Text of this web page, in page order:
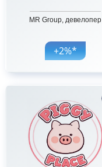
MR Group, девелопер
+2%*